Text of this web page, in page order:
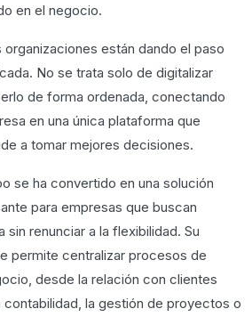
en el negocio.
están dando el paso
No se trata solo de digitalizar
de forma ordenada, conectando
en una única plataforma que
a tomar mejores decisiones.
se ha convertido en una solución
para empresas que buscan
renunciar a la flexibilidad. Su
permite centralizar procesos de
desde la relación con clientes
contabilidad, la gestión de proyectos o